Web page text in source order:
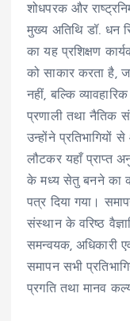
शोधपरक और
मुख्य अतिथि डॉ. धन
का यह प्रशिक्षण
को साकार करता है,
नहीं, बल्कि
प्रणाली तथा नैतिक
उन्होंने प्रतिभागियों
लौटकर यहाँ प्राप्त
के मध्य सेतु बनने का
पत्र दिया गया।
संस्थान के वरिष्ठ
समन्वयक, अधिकारी
समापन सभी
प्रगति तथा मानव